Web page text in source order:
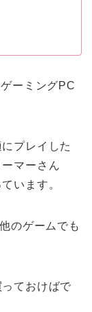
ーミングPC
プレイした
マーさん
います。
のゲームでも
ておけばで